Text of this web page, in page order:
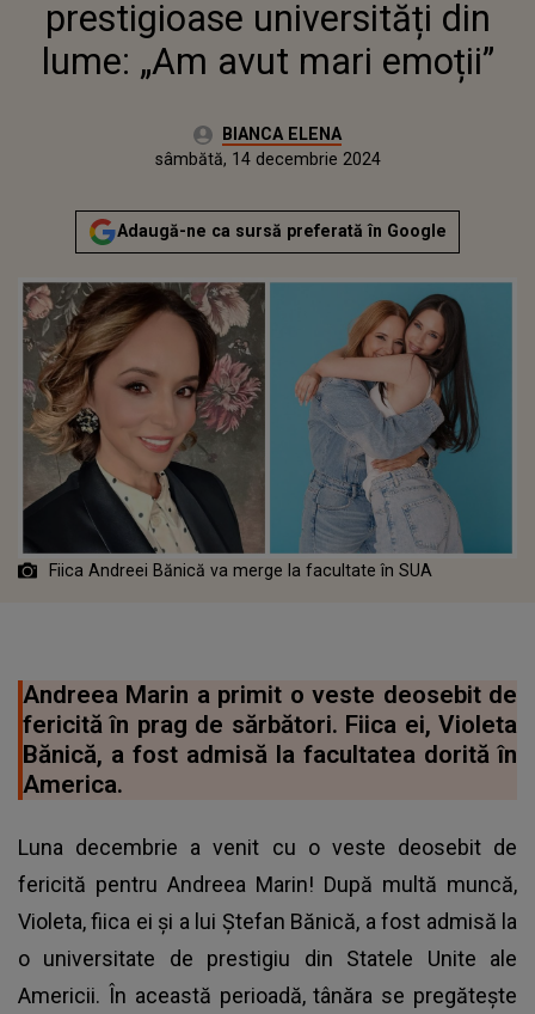
prestigioase universități din
lume: „Am avut mari emoții”
Autor:BIANCA ELENA
Publicat:
sâmbătă, 14 decembrie 2024
Adaugă-ne ca sursă preferată în Google
Fiica Andreei Bănică va merge la facultate în SUA
Andreea Marin a primit o veste deosebit de
fericită în prag de sărbători. Fiica ei, Violeta
Bănică, a fost admisă la facultatea dorită în
America.
Luna decembrie a venit cu o veste deosebit de
fericită pentru Andreea Marin! După multă muncă,
Violeta, fiica ei și a lui Ștefan Bănică, a fost admisă la
o universitate de prestigiu din Statele Unite ale
Americii. În această perioadă, tânăra se pregătește